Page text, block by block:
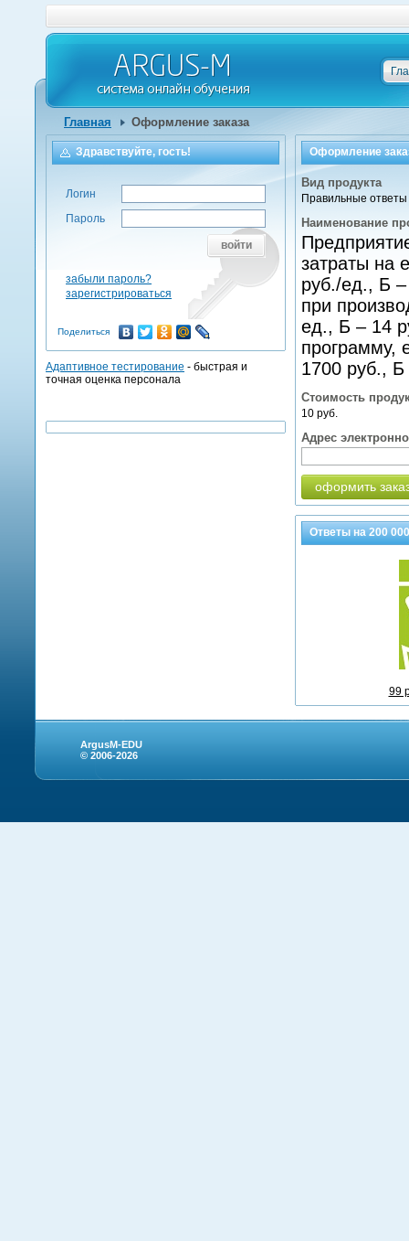
Главная Оформление заказа
Оформление
Вид продукта
Правильные ответы
Наименование
затраты на
руб./ед., Б
при
ед., Б – 14
программу,
1700 руб.,
Стоимость
10 руб.
Адрес
оформить
Ответы на200 000
99
Здравствуйте, гость!
Логин
Пароль
войти
забыли пароль?
зарегистрироваться
Поделиться
Адаптивное тестирование - быстрая и
точная оценка персонала
ArgusM-EDU
© 2006-2026